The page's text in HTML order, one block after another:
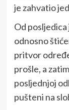
je zahvatio
Od
odnosno
pritvor
prošle, a
posljednjoj
pušteni na